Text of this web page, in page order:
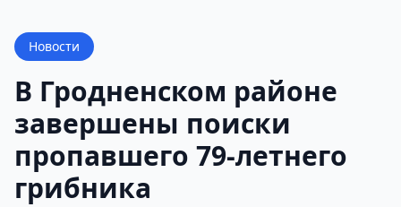
Новости
В Гродненском районе
завершены поиски
пропавшего 79-летнего
грибника